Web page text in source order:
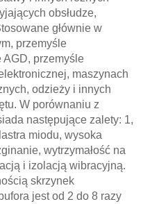
obsłudze,
głównie w
przemyśle
AGD, przemyśle
maszynach
odzieży i innych
W porównaniu z
następujące zalety: 1,
miodu, wysoka
wytrzymałość na
i izolacją wibracyjną.
skrzynek
jest od 2 do 8 razy